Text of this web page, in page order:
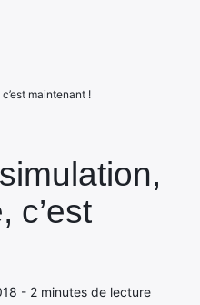
c’est
- 2 minutes de lecture
maintenant !